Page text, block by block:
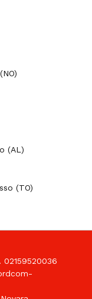
(AL)
(TO)
02159520036